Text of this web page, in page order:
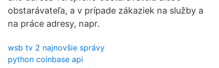
obstarávateľa, a v prípade zákaziek na služby a
na práce adresy, napr.
wsb tv 2 najnovšie správy
python coinbase api